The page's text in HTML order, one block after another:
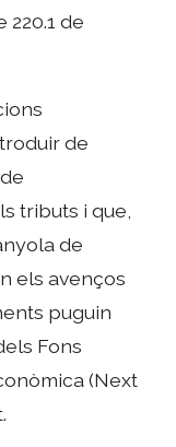
220.1 de
de
tributs i que,
de
els avenços
puguin
Fons
(Next